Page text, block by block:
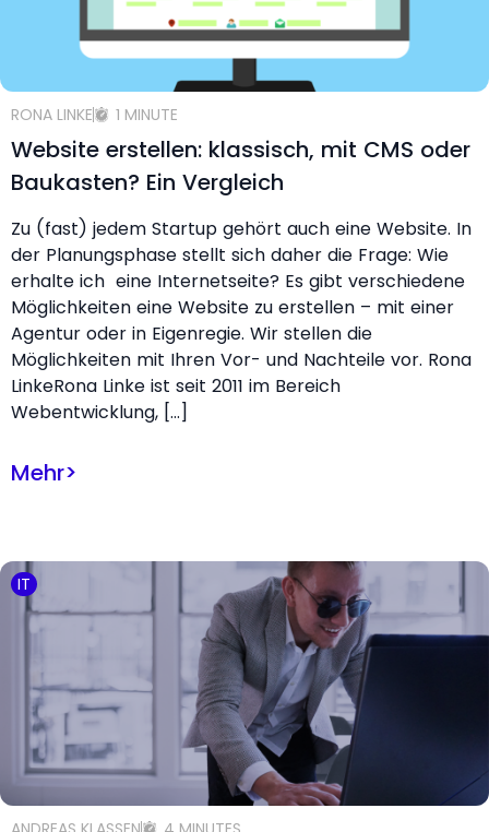
RONA LINKE 1 MINUTE
Website erstellen: klassisch, mit CMS oder
Baukasten? Ein Vergleich
Zu (fast) jedem Startup gehört auch eine Website. In
der Planungsphase stellt sich daher die Frage: Wie
erhalte ich eine Internetseite? Es gibt verschiedene
Möglichkeiten eine Website zu erstellen – mit einer
Agentur oder in Eigenregie. Wir stellen die
Möglichkeiten mit Ihren Vor- und Nachteile vor. Rona
LinkeRona Linke ist seit 2011 im Bereich
Webentwicklung, […]
Mehr>
IT